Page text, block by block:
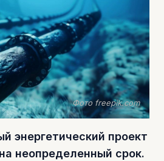
Фото freepik.com
энергетический проект
неопределенный срок.